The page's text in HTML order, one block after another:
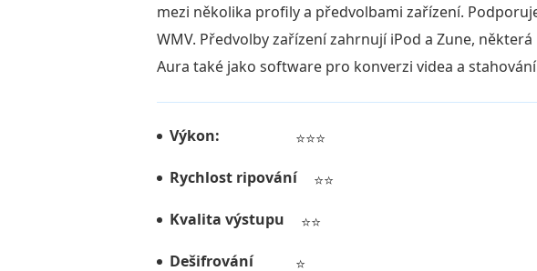
mezi několika profily a předvolbami zařízení.
WMV. Předvolby zařízení zahrnují iPod a Zune,
Aura také jako software pro konverzi videa a stahování
Výkon:
⭐⭐⭐
Rychlost ripování
⭐⭐
Kvalita výstupu
⭐⭐
Dešifrování
⭐